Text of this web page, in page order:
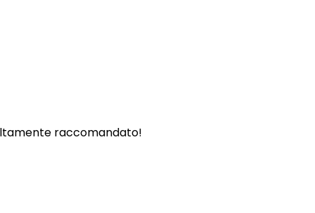
raccomandato!